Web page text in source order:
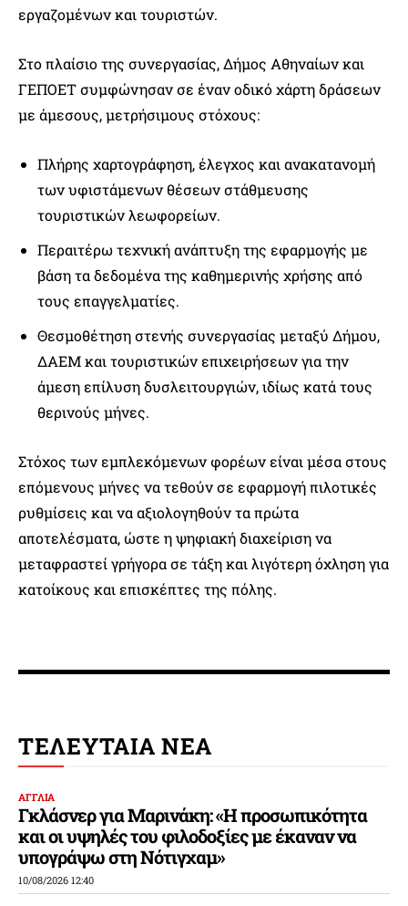
εργαζομένων και τουριστών.
Στο πλαίσιο της συνεργασίας, Δήμος Αθηναίων και
ΓΕΠΟΕΤ συμφώνησαν σε έναν οδικό χάρτη δράσεων
με άμεσους, μετρήσιμους στόχους:
Πλήρης χαρτογράφηση, έλεγχος και ανακατανομή
των υφιστάμενων θέσεων στάθμευσης
τουριστικών λεωφορείων.
Περαιτέρω τεχνική ανάπτυξη της εφαρμογής με
βάση τα δεδομένα της καθημερινής χρήσης από
τους επαγγελματίες.
Θεσμοθέτηση στενής συνεργασίας μεταξύ Δήμου,
ΔΑΕΜ και τουριστικών επιχειρήσεων για την
άμεση επίλυση δυσλειτουργιών, ιδίως κατά τους
θερινούς μήνες.
Στόχος των εμπλεκόμενων φορέων είναι μέσα στους
επόμενους μήνες να τεθούν σε εφαρμογή πιλοτικές
ρυθμίσεις και να αξιολογηθούν τα πρώτα
αποτελέσματα, ώστε η ψηφιακή διαχείριση να
μεταφραστεί γρήγορα σε τάξη και λιγότερη όχληση για
κατοίκους και επισκέπτες της πόλης.
ΤΕΛΕΥΤΑΙΑ ΝΕΑ
ΑΓΓΛΙΑ
Γκλάσνερ για Μαρινάκη: «Η προσωπικότητα
και οι υψηλές του φιλοδοξίες με έκαναν να
υπογράψω στη Νότιγχαμ»
10/08/2026 12:40